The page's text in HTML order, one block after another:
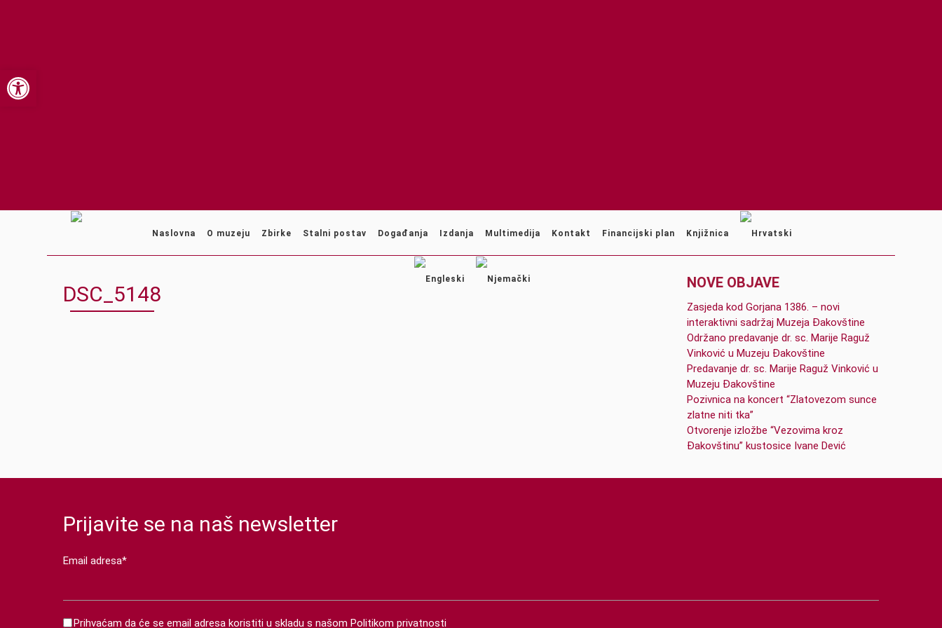
Naslovna O muzeju Zbirke Stalni postav Događanja Izdanja Multimedija Kontakt Financijski plan Knjižnica
DSC_5148 NOVE OBJAVE
Zasjeda kod Gorjana 1386. – novi
interaktivni sadržaj Muzeja Đakovštine
Održano predavanje dr. sc. Marije Raguž
Vinković u Muzeju Đakovštine
Predavanje dr. sc. Marije Raguž Vinković u
Muzeju Đakovštine
Pozivnica na koncert “Zlatovezom sunce
zlatne niti tka”
Otvorenje izložbe “Vezovima kroz
Đakovštinu” kustosice Ivane Dević
Prijavite se na naš newsletter
Email adresa*
Prihvaćam da će se email adresa koristiti u skladu s našom Politikom privatnosti
Open toolbar